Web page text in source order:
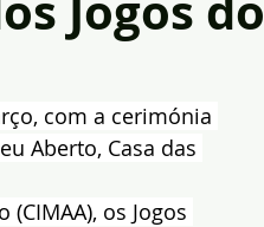
com a cerimónia
Aberto, Casa das
os Jogos